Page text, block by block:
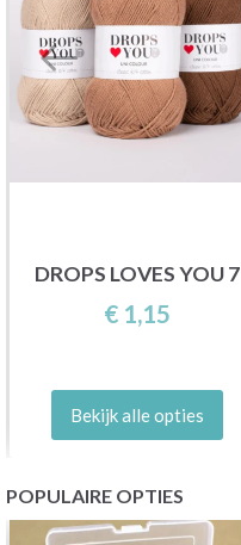
DROPS LOVES YOU 7
€ 1,15
Bekijk alle opties
POPULAIRE OPTIES